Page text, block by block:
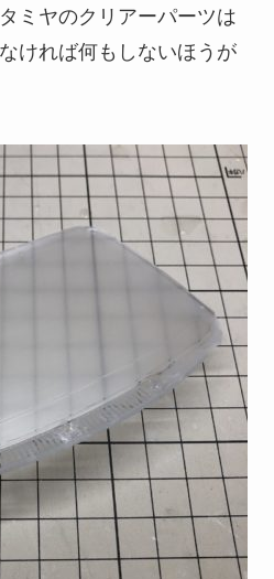
ミヤのクリアーパーツは
ければ何もしないほうが